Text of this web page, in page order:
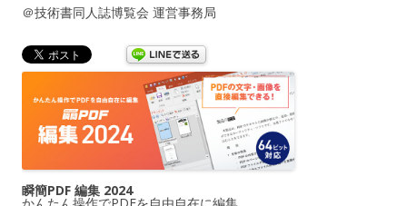
＠技術書同人誌博覧会 運営事務局
瞬簡PDF 編集 2024